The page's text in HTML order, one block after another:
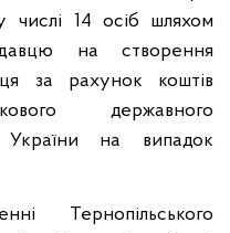
числі 14 осіб шляхом
на створення
за рахунок коштів
державного
України на випадок
Тернопільського